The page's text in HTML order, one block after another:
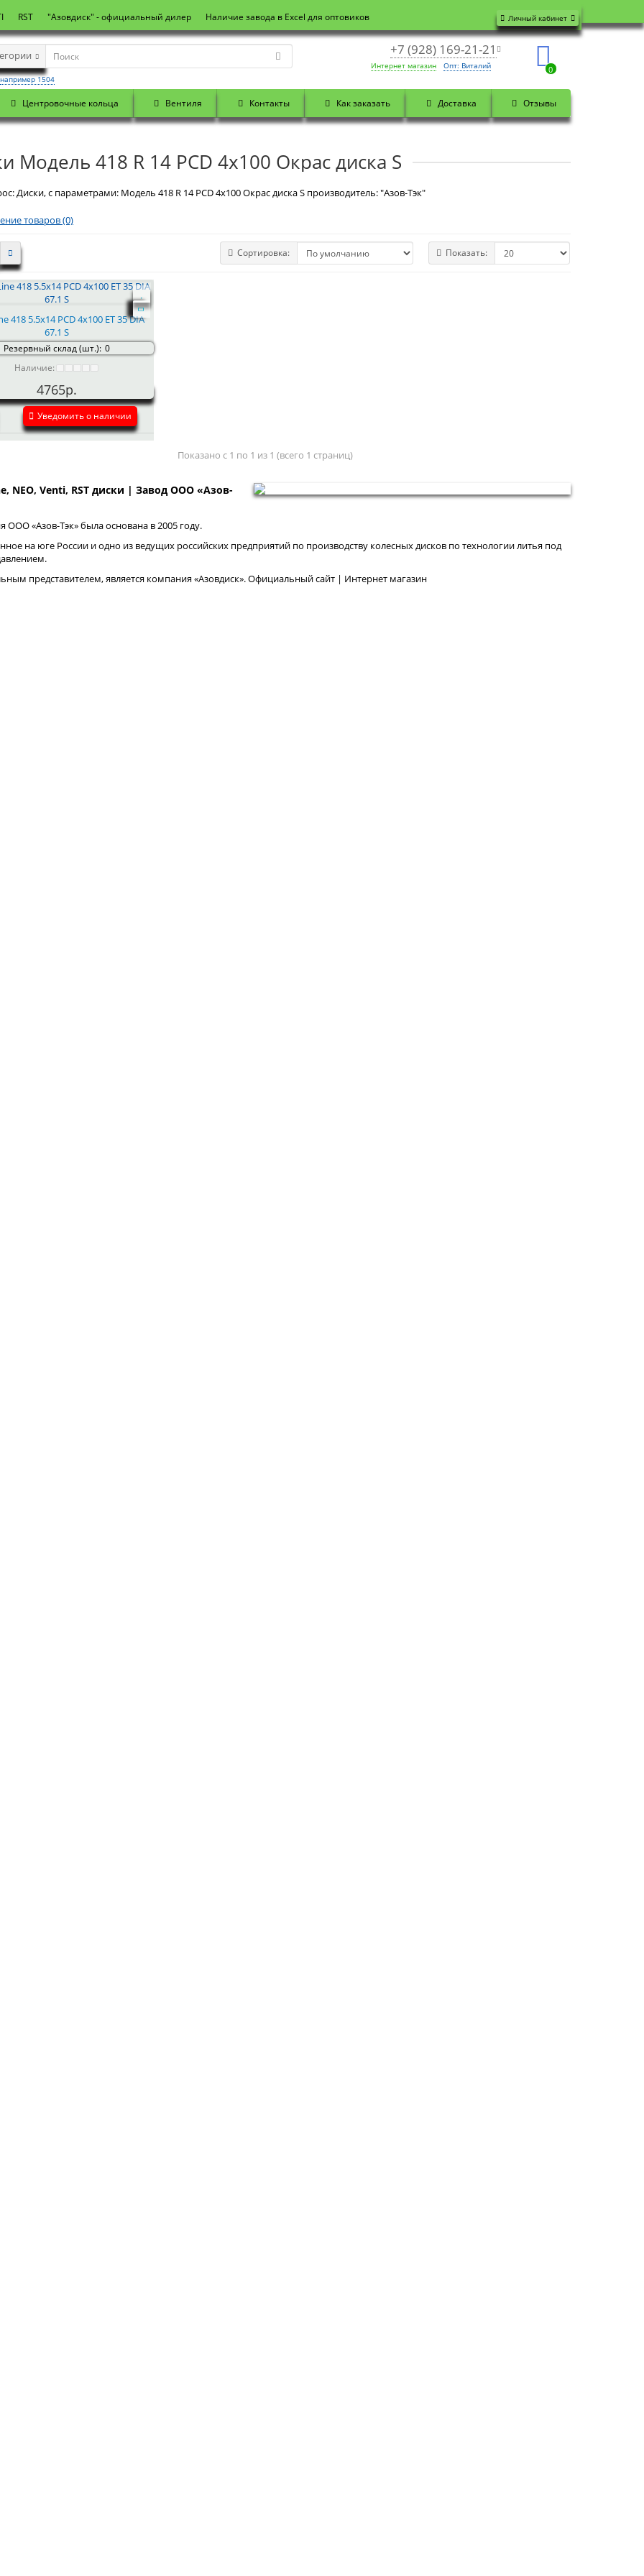
Личный кабинет
RST "Азовдиск" - официальный дилер Наличие завода в Excel для оптовиков
+7 (928) 169-21-21
Интернет магазин Опт: Виталий 0
например 1504
Центровочные кольца Вентиля Контакты Как заказать Доставка Отзывы
Модель 418 R 14 PCD 4x100 Окрас диска S
Диски, с параметрами: Модель 418 R 14 PCD 4x100 Окрас диска S производитель: "Азов-Тэк"
товаров (0)
Сортировка: Показать:
418 5.5x14 PCD 4x100 ET 35 DIA
67.1 S
Резервный склад (шт.): 0
Наличие:
4765р.
Уведомить о наличии
Показано с 1 по 1 из 1 (всего 1 страниц)
NEO, Venti, RST диски | Завод ООО «Азов-
ООО «Азов-Тэк» была основана в 2005 году.
на юге России и одно из ведущих российских предприятий по производству колесных дисков по технологии литья под
представителем, является компания «Азовдиск». Официальный сайт | Интернет магазин